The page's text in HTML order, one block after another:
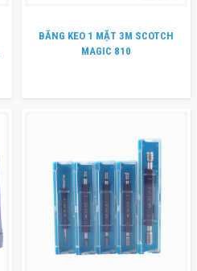
BĂNG KEO 1 MẶT 3M SCOTCH
MAGIC 810